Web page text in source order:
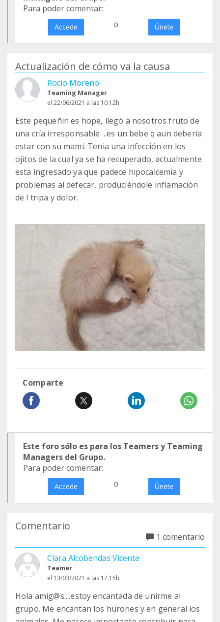
Para poder comentar:
Accede o Únete
Actualización de cómo va la causa
Rocio Moreno
Teaming Manager
el 22/06/2021 a las 10:12h
Este pequeñin es hope, llegó a nosotros fruto de
una cría irresponsable ...es un bebe q aun debería
estar con su mami. Tenia una infección en los
ojitos de la cual ya se ha recuperado, actualmente
esta ingresado ya que padece hipocalcemia y
problemas al defecar, produciéndole inflamación
de l tripa y dolor.
Comparte
Este foro sólo es para los Teamers y Teaming
Managers del Grupo.
Para poder comentar:
Accede o Únete
Comentario
1 comentario
Clara Alcobendas Vicente
Teamer
el 13/03/2021 a las 17:15h
Hola amig@s....estoy encantada de unirme al
grupo. Me encantan los hurones y en general los